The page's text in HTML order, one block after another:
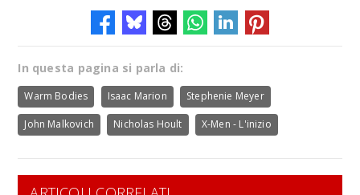
In questa pagina si parla di:
Warm Bodies Isaac Marion Stephenie Meyer
John Malkovich Nicholas Hoult X-Men - L'inizio